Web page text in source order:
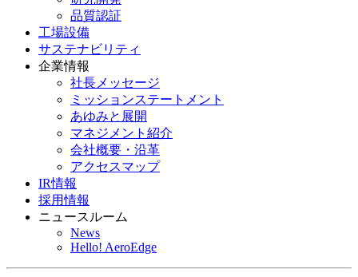
品質認証
工場設備
サステナビリティ
企業情報
社長メッセージ
ミッションステートメント
あゆみと展開
マネジメント紹介
会社概要・沿革
アクセスマップ
IR情報
採用情報
ニュースルーム
News
Hello! AeroEdge